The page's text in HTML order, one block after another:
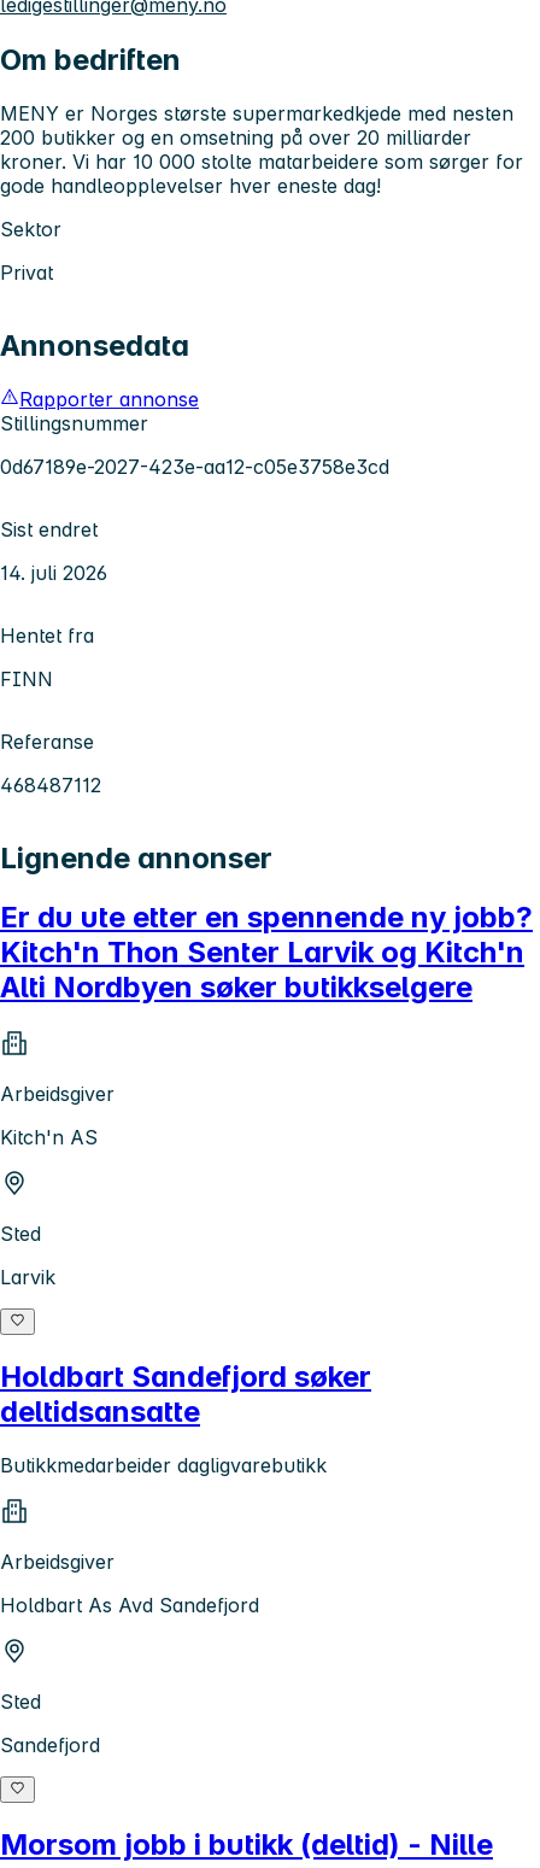
ledigestillinger@meny.no
Om bedriften
MENY er Norges største supermarkedkjede med nesten
200 butikker og en omsetning på over 20 milliarder
kroner. Vi har 10 000 stolte matarbeidere som sørger for
gode handleopplevelser hver eneste dag!
Sektor
Privat
Annonsedata
Rapporter annonse
Stillingsnummer
0d67189e-2027-423e-aa12-c05e3758e3cd
Sist endret
14. juli 2026
Hentet fra
FINN
Referanse
468487112
Lignende annonser
Er du ute etter en spennende ny jobb?
Kitch'n Thon Senter Larvik og Kitch'n
Alti Nordbyen søker butikkselgere
Arbeidsgiver
Kitch'n AS
Sted
Larvik
Holdbart Sandefjord søker
deltidsansatte
Butikkmedarbeider dagligvarebutikk
Arbeidsgiver
Holdbart As Avd Sandefjord
Sted
Sandefjord
Morsom jobb i butikk (deltid) - Nille